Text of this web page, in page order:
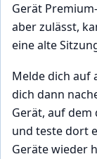
Gerät
aber zulässt,
eine alte
Melde dich auf
dich dann
Gerät, auf
und teste dort
Geräte wieder